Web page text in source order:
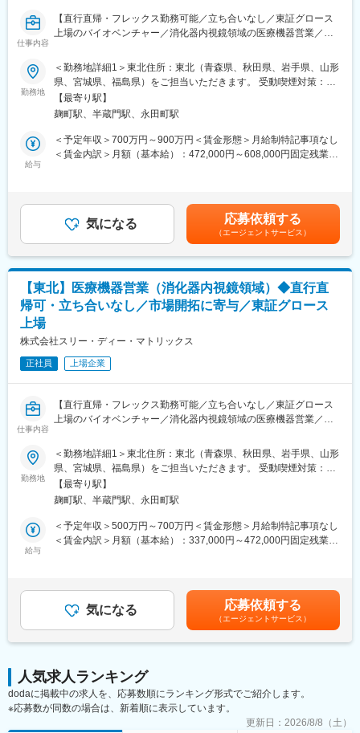
（CDMO）です。COVID-19を含む次世代mRNAワクチンの製造
施設を建設しています。「世界初の統合型mRNA医薬品CDMO事
業者として」mRNA医薬品の原薬製造と製剤製造の両方を手掛け
当社はGMP準拠のmRNA原薬製造施設を2023年7月に竣工しまし
た。2024年からは世界で初めて承認された次世代ｍRNAワクチン
（レプリコン）の商品化を予定しています。2027年には製剤工場
の竣工も計画しており、充填及び凍結乾燥まで一気通貫で医薬品
変更の範囲：会社の定める業務
仕事内容
【直行直帰・フレックス勤務可能／立ち合いなし／東証グロース
上場のバイオベンチャー／消化器内視鏡領域の医療機器営業／新
【業務概要】
医療機器や医療材料の研究開発・製造・販売を行うバイオベンチ
ャーの当社にて、消化器内視鏡領域の医療機器営業を募集しま
す。
【業務詳細】
※1日の訪問件数は3～4件程度です。
■代理店営業がメインであり、緊急対応や夜間対応などはほとんど
発生しません。
■手術の立ち会いもなく、ワークライフバランスが整えやすい環境
裁量をもって事業成長フェーズを牽引ができる：
プラインの増加も予定されており、市場を大きく拡大していく動
きが期待できます。
【当社について】
自己組織化ペプチド技術に関する様々な権利をもとに、医療機器
事業、研究試薬事業、ライセンス事業を柱としてグローバルな事
業を展開しています。
チド技術をコアとし、再生医療や外科医療、細胞医療、創薬技術
の分野で実用化を目指す技術の開発及び自社製品開発に取り組ん
■MIT発の独自技術を核にした高い技術力：
MITで生まれた「自己組織化ペプチド技術」を基盤とし、他社が簡
単に真似できない医療用バイオマテリアルを保有・独占的に活用
しています。高い生体適合性と安全性が評価されています。
止血材「ピュアスタット」などは、日本・欧州・米国で承認・販
売実績があり、研究段階に留まらず、世界の医療現場で使われて
いる製品を持つ点が大きな強みです。
■外科 × 再生医療 × DDSに展開できる成長性：
現在の主力は外科・内視鏡領域ですが、同じ技術を使って組織再
勤務地
＜勤務地詳細1＞東北住所：東北（青森県、秋田県、岩手県、山形
県、宮城県、福島県）をご担当いただきます。 受動喫煙対策：屋
内全面禁煙＜勤務地詳細2＞本社住所：東京都千代田区麹町3-2-4
麹町HFビル7F受動喫煙対策：屋内全面禁煙変更の範囲：会社の定
【最寄り駅】
麹町駅、半蔵門駅、永田町駅
給与
＜予定年収＞700万円～900万円＜賃金形態＞月給制特記事項なし
＜賃金内訳＞月額（基本給）：472,000円～608,000円固定残業手
給与補足＞※スキルやご経験を考慮し決定します。■昇給：有賃金
はあくまでも目安の金額であり、選考を通じて上下する可能性が
あります。月給(月額)は固定手当を含めた表記です。
気になる 応募依頼する
（エージェントサービス）
【東北】医療機器営業（消化器内視鏡領域）◆直行直
帰可・立ち合いなし／市場開拓に寄与／東証グロース
上場
株式会社スリー・ディー・マトリックス
正社員 上場企業
仕事内容
【直行直帰・フレックス勤務可能／立ち合いなし／東証グロース
上場のバイオベンチャー／消化器内視鏡領域の医療機器営業／新
【業務概要】
医療機器や医療材料の研究開発・製造・販売を行うバイオベンチ
ャーの当社にて、消化器内視鏡領域の医療機器営業を募集しま
す。
【業務詳細】
※1日の訪問件数は3～4件程度です。
発生しません。
■手術の立ち会いもなく、ワークライフバランスが整えやすい環境
です。
勤務地
＜勤務地詳細1＞東北住所：東北（青森県、秋田県、岩手県、山形
県、宮城県、福島県）をご担当いただきます。 受動喫煙対策：屋
内全面禁煙＜勤務地詳細2＞本社住所：東京都千代田区麹町3-2-4
麹町HFビル7F受動喫煙対策：屋内全面禁煙変更の範囲：会社の定
【最寄り駅】
麹町駅、半蔵門駅、永田町駅
給与
＜予定年収＞500万円～700万円＜賃金形態＞月給制特記事項なし
＜賃金内訳＞月額（基本給）：337,000円～472,000円固定残業手
給与補足＞※スキルやご経験を考慮し決定します。■昇給：有賃金
はあくまでも目安の金額であり、選考を通じて上下する可能性が
あります。月給(月額)は固定手当を含めた表記です。
気になる 応募依頼する
（エージェントサービス）
人気求人ランキング
dodaに掲載中の求人を、応募数順にランキング形式でご紹介します。
※応募数が同数の場合は、新着順に表示しています。
更新日： 2026/8/8（土）